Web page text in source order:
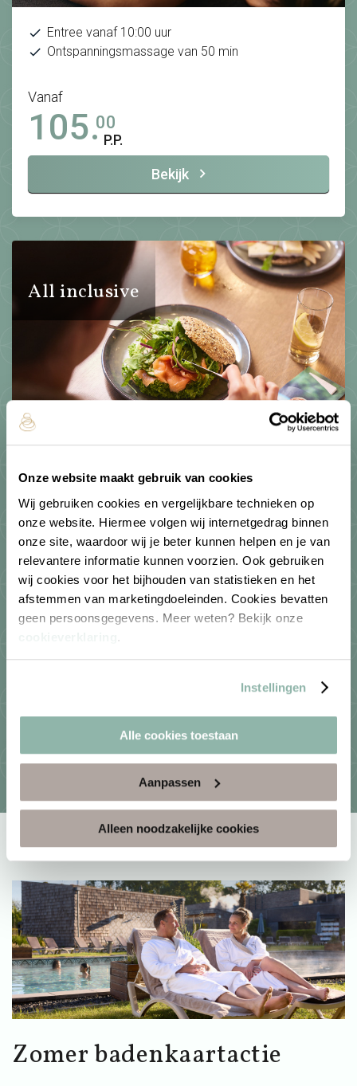
Onze website maakt gebruik van cookies
Wij gebruiken cookies en vergelijkbare technieken op
onze website. Hiermee volgen wij internetgedrag binnen
onze site, waardoor wij je beter kunnen helpen en je van
relevantere informatie kunnen voorzien. Ook gebruiken
wij cookies voor het bijhouden van statistieken en het
afstemmen van marketingdoeleinden. Cookies bevatten
geen persoonsgegevens. Meer weten? Bekijk onze
.
Instellingen
Alle cookies toestaan
Aanpassen
Alleen noodzakelijke cookies
Entree vanaf 10:00 uur
Ontspanningsmassage van 50 min
Vanaf
105.00
P.P.
Bekijk
All inclusive
Koffie of thee met gebak
Belegd broodje naar keuze tot 17:00 uur
Hoofdgerecht naar keuze
Dessert naar keuze
3 drankjes naar keuze (non-alcoholisch)*
Behandeling naar keuze van 25 min**
Vanaf
142.
Zomer badenkaartactie